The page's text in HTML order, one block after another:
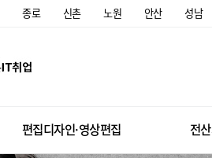
종로 신촌 노원 안산 성남
편집디자인·영상편집 전